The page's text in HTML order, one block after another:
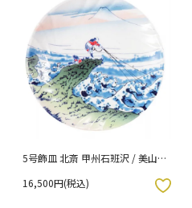
5号飾皿 北斎 甲州石班沢 / 美山
16,500円(税込) お気に入りボタン